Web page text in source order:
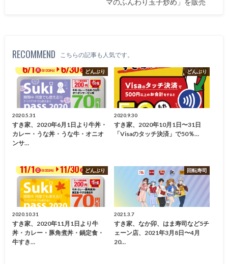
マのふんわり玉子炒め」を販売
RECOMMEND こちらの記事も人気です。
どんぶり
2020.5.31
すき家、2020年6月1日より牛丼・
カレー・うな丼・うな牛・オニオ
ンサ…
どんぶり
2020.9.30
すき家、2020年10月1日〜31日
「Visaのタッチ決済」で50％…
どんぶり
2020.10.31
すき家、2020年11月1日より牛
丼・カレー・豚角煮丼・鍋定食・
牛すき…
回転寿司
2021.3.7
すき家、なか卯、はま寿司など5チ
ェーン店、2021年3月8日〜4月
20…